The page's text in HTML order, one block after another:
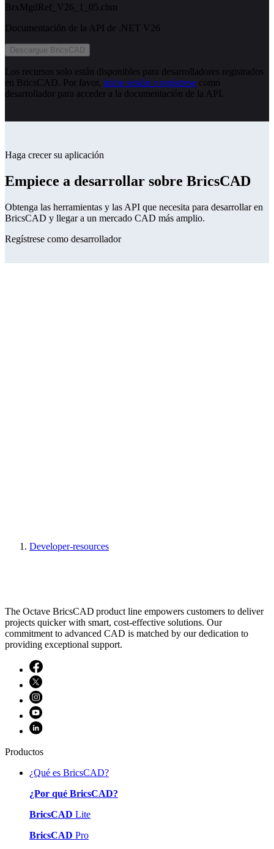
BrxMgdRef_V26_1_05.chm
Documentación de la API de .NET V26
Descargue BricsCAD
Los recursos solo están disponibles para desarrolladores registrados
en BricsCAD. Por favor, inicie sesión o regístrese como
desarrollador para acceder a la documentación de la API.
Haga crecer su aplicación
Empiece a desarrollar sobre BricsCAD
Obtenga las herramientas y las API que necesita para desarrollar en
BricsCAD y llegar a un mercado CAD más amplio.
Regístrese como desarrollador
Developer-resources
The Octave BricsCAD product line empowers customers to deliver
projects quicker with smart, cost-effective solutions. Our
commitment to advanced CAD is matched by our dedication to
providing exceptional support.
Productos
¿Qué es BricsCAD?
¿Por qué BricsCAD?
BricsCAD Lite
BricsCAD Pro